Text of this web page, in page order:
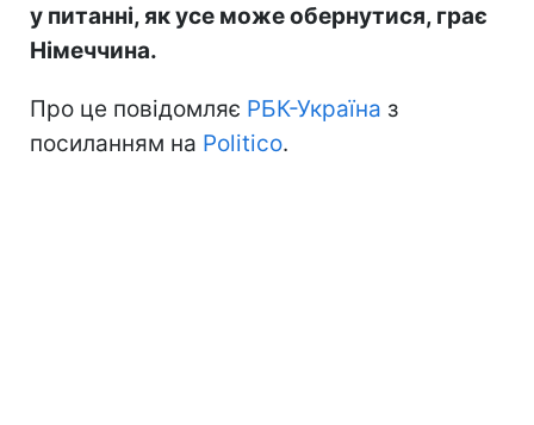
у питанні, як усе може обернутися, грає
Німеччина.
Про це повідомляє РБК-Україна з
посиланням на Politico.